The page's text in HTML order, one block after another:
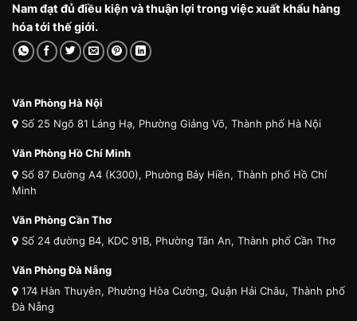
Nam đạt đủ điều kiện và thuận lợi trong việc xuất khẩu hàng
hóa tới thế giới.
Văn Phòng Hà Nội
Số 25 Ngõ 81 Láng Hạ, Phường Giảng Võ, Thành phố Hà Nội
Văn Phòng Hồ Chí Minh
Số 87 Đường A4 (K300), Phường Bảy Hiền, Thành phố Hồ Chí
Minh
Văn Phòng Cần Thơ
Số 24 đường B4, KDC 91B, Phường Tân An, Thành phố Cần Thơ
Văn Phòng Đà Nẵng
174 Hàn Thuyên, Phường Hòa Cường, Quận Hải Châu, Thành phố
Đà Nẵng